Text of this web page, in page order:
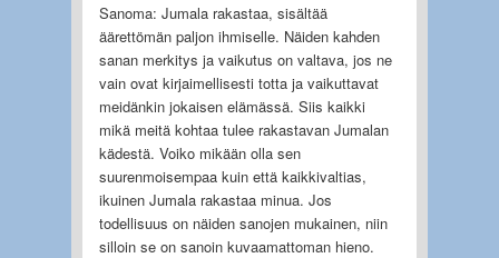
Sanoma: Jumala rakastaa, sisältää
äärettömän paljon ihmiselle. Näiden kahden
sanan merkitys ja vaikutus on valtava, jos ne
vain ovat kirjaimellisesti totta ja vaikuttavat
meidänkin jokaisen elämässä. Siis kaikki
mikä meitä kohtaa tulee rakastavan Jumalan
kädestä. Voiko mikään olla sen
suurenmoisempaa kuin että kaikkivaltias,
ikuinen Jumala rakastaa minua. Jos
todellisuus on näiden sanojen mukainen, niin
silloin se on sanoin kuvaamattoman hieno.